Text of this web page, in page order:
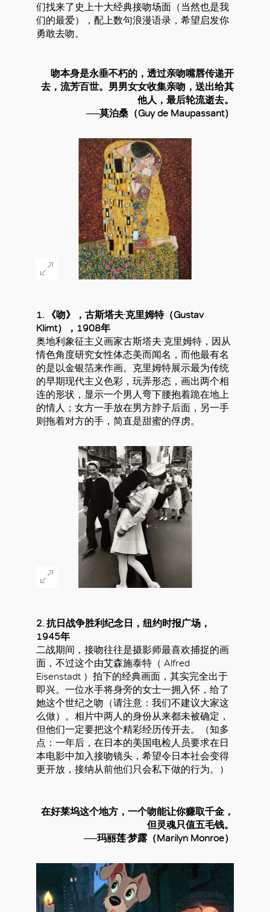
们找来了史上十大经典接吻场面（当然也是我
们的最爱），配上数句浪漫语录，希望启发你
勇敢去吻。
吻本身是永垂不朽的，透过亲吻嘴唇传递开
去，流芳百世。男男女女收集亲吻，送出给其
他人，最后轮流逝去。
──莫泊桑（Guy de Maupassant）
1. 《吻》，古斯塔夫·克里姆特（Gustav
Klimt），1908年
奥地利象征主义画家古斯塔夫·克里姆特，因从
情色角度研究女性体态美而闻名，而他最有名
的是以金银箔来作画。克里姆特展示最为传统
的早期现代主义色彩，玩弄形态，画出两个相
连的形状，显示一个男人弯下腰抱着跪在地上
的情人；女方一手放在男方脖子后面，另一手
则拖着对方的手，简直是甜蜜的俘虏。
2. 抗日战争胜利纪念日，纽约时报广场，
1945年
二战期间，接吻往往是摄影师最喜欢捕捉的画
面，不过这个由艾森施泰特（ Alfred
Eisenstadt ）拍下的经典画面，其实完全出于
即兴。一位水手将身旁的女士一拥入怀，给了
她这个世纪之吻（请注意：我们不建议大家这
么做）。相片中两人的身份从来都未被确定，
但他们一定要把这个精彩经历传开去。（知多
点：一年后，在日本的美国电检人员要求在日
本电影中加入接吻镜头，希望令日本社会变得
更开放，接纳从前他们只会私下做的行为。）
在好莱坞这个地方，一个吻能让你赚取千金，
但灵魂只值五毛钱。
──玛丽莲·梦露（Marilyn Monroe）